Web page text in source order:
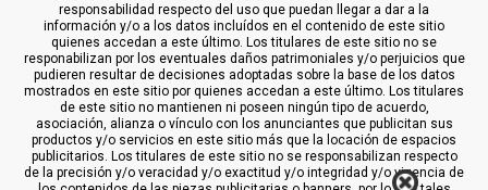
responsabilidad respecto del uso que puedan llegar a dar a la
información y/o a los datos incluídos en el contenido de este sitio
quienes accedan a este último. Los titulares de este sitio no se
responabilizan por los eventuales daños patrimoniales y/o perjuicios que
pudieren resultar de decisiones adoptadas sobre la base de los datos
mostrados en este sitio por quienes accedan a este último. Los titulares
de este sitio no mantienen ni poseen ningún tipo de acuerdo,
asociación, alianza o vínculo con los anunciantes que publicitan sus
productos y/o servicios en este sitio más que la locación de espacios
publicitarios. Los titulares de este sitio no se responsabilizan respecto
de la precisión y/o veracidad y/o exactitud y/o integridad y/o vigencia de